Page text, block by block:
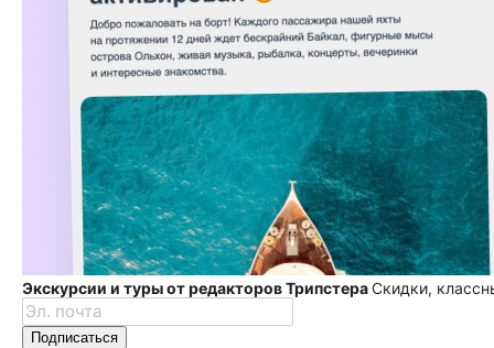
Экскурсии и туры от редакторов ТрипстераСкидки,
Подписаться